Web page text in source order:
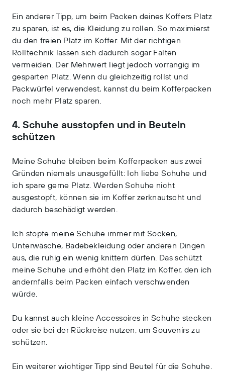
Ein anderer Tipp, um beim Packen deines Koffers Platz
zu sparen, ist es, die Kleidung zu rollen. So maximierst
du den freien Platz im Koffer. Mit der richtigen
Rolltechnik lassen sich dadurch sogar Falten
vermeiden. Der Mehrwert liegt jedoch vorrangig im
gesparten Platz. Wenn du gleichzeitig rollst und
Packwürfel verwendest, kannst du beim Kofferpacken
noch mehr Platz sparen.
4. Schuhe ausstopfen und in Beuteln
schützen
Meine Schuhe bleiben beim Kofferpacken aus zwei
Gründen niemals unausgefüllt: Ich liebe Schuhe und
ich spare gerne Platz. Werden Schuhe nicht
ausgestopft, können sie im Koffer zerknautscht und
dadurch beschädigt werden.
Ich stopfe meine Schuhe immer mit Socken,
Unterwäsche, Badebekleidung oder anderen Dingen
aus, die ruhig ein wenig knittern dürfen. Das schützt
meine Schuhe und erhöht den Platz im Koffer, den ich
andernfalls beim Packen einfach verschwenden
würde.
Du kannst auch kleine Accessoires in Schuhe stecken
oder sie bei der Rückreise nutzen, um Souvenirs zu
schützen.
Ein weiterer wichtiger Tipp sind Beutel für die Schuhe.